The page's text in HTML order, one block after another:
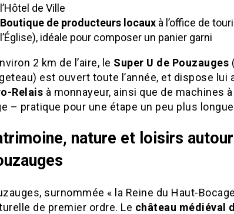
l’Hôtel de Ville
Boutique de producteurs locauxà l’office de
l’Église), idéale pour composer un panier garni
2 km de l’aire, le Super U de Pouzauges
est ouvert toute l’année, et dispose lui
Relais à monnayeur, ainsi que de machines
– pratique pour une étape un peu plus
nature et loisirs
surnommée « la Reine du Haut-
de premier ordre. Le château médiéval